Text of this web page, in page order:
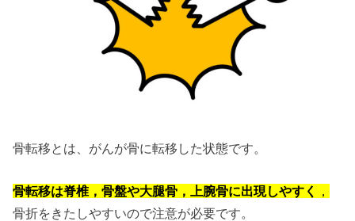
骨転移とは、がんが骨に転移した状態です。
骨転移は脊椎，骨盤や大腿骨，上腕骨に出現しやすく
，
骨折をきたしやすいので注意が必要です。